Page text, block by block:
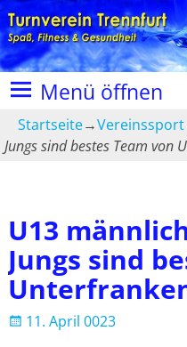
Menü öffnen
Startseite→Vereinssport
Jungs sind bestes Team von
U13
Jungs sind
11. April 0023